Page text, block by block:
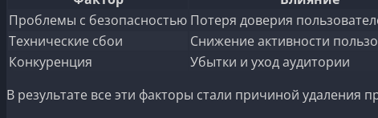
Проблемы с безопасностью Потеря доверия
Технические сбои
Снижение активности
Конкуренция
Убытки и уход аудитории
В результате все эти факторы стали причиной удаления